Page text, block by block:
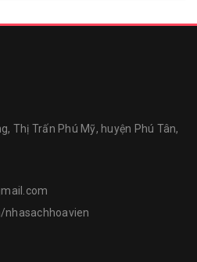
Thị Trấn Phú Mỹ, huyện Phú Tân,
nhasachhoavien